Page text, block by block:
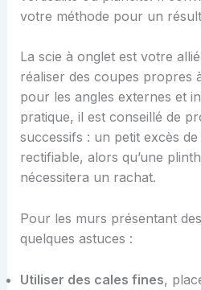
votre méthode pour un
La scie à onglet est votre
réaliser des coupes propres
pour les angles externes et
pratique, il est conseillé de
successifs : un petit excès
rectifiable, alors qu’une
nécessitera un rachat.
Pour les murs présentant
quelques astuces :
Utiliser des cales fines,